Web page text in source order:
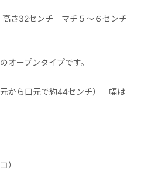
さ32センチ マチ５～６センチ
オープンタイプです。
元から口元で約44センチ） 幅は
）